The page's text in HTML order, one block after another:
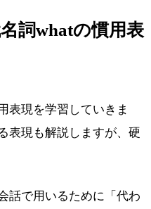
詞whatの慣用表
表現を学習していきま
表現も解説しますが、硬
話で用いるために「代わ